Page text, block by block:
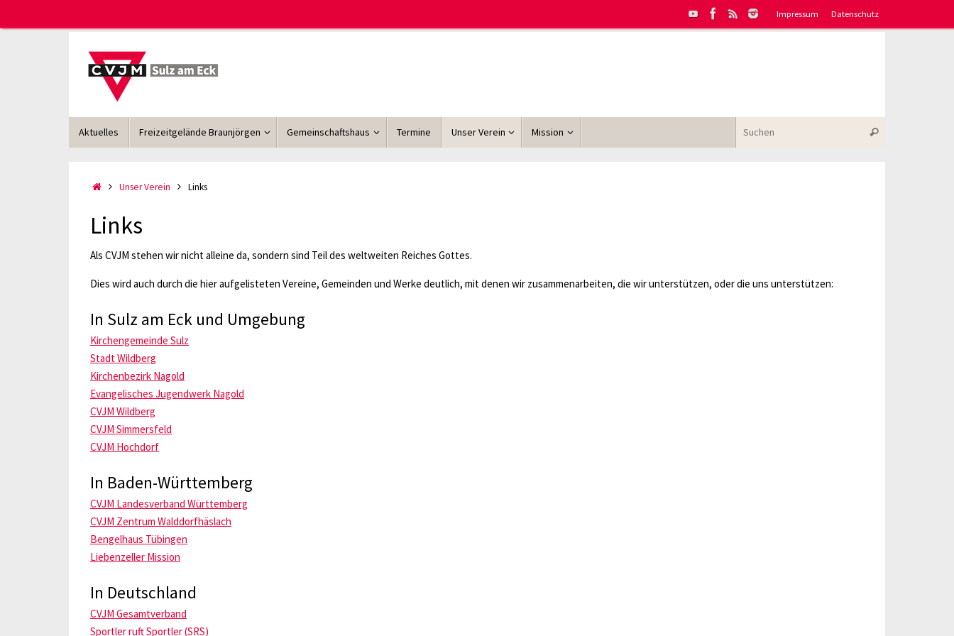
Inhalt
Impressum Datenschutz
Inhalt
Aktuelles Freizeitgelände Braunjörgen Gemeinschaftshaus Termine Unser Verein Mission Suchen
StartUnser Verein Links
Links
Als CVJM stehen wir nicht alleine da, sondern sind Teil des weltweiten Reiches Gottes.
Dies wird auch durch die hier aufgelisteten Vereine, Gemeinden und Werke deutlich, mit denen wir zusammenarbeiten, die wir unterstützen, oder die uns unterstützen:
In Sulz am Eck und Umgebung
Kirchengemeinde Sulz
Stadt Wildberg
Kirchenbezirk Nagold
Evangelisches Jugendwerk Nagold
CVJM Wildberg
CVJM Simmersfeld
CVJM Hochdorf
In Baden-Württemberg
CVJM Landesverband Württemberg
CVJM Zentrum Walddorfhäslach
Bengelhaus Tübingen
Liebenzeller Mission
In Deutschland
CVJM Gesamtverband
Sportler ruft Sportler (SRS)